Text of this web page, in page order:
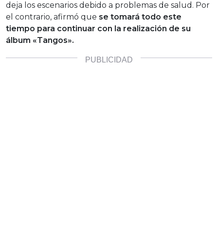
deja los escenarios debido a problemas de salud. Por
el contrario, afirmó que se tomará todo este
tiempo para continuar con la realización de su
álbum «Tangos».